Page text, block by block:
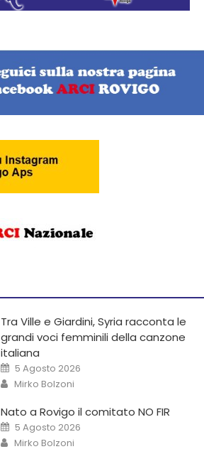
Tra Ville e Giardini, Syria racconta le
grandi voci femminili della canzone
italiana
5 Agosto 2026
Mirko Bolzoni
Nato a Rovigo il comitato NO FIR
5 Agosto 2026
Mirko Bolzoni